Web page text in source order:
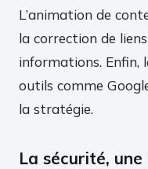
L’animation de
la correction de
informations. Enfin,
outils comme
la stratégie.
La sécurité,